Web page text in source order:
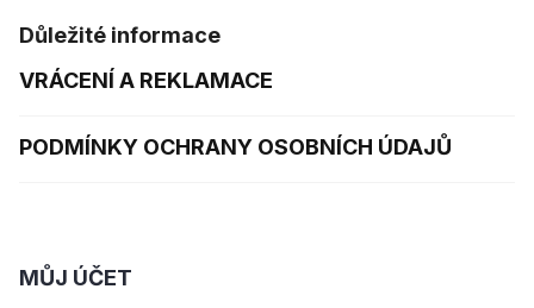
Důležité informace
VRÁCENÍ A REKLAMACE
PODMÍNKY OCHRANY OSOBNÍCH ÚDAJŮ
MŮJ ÚČET